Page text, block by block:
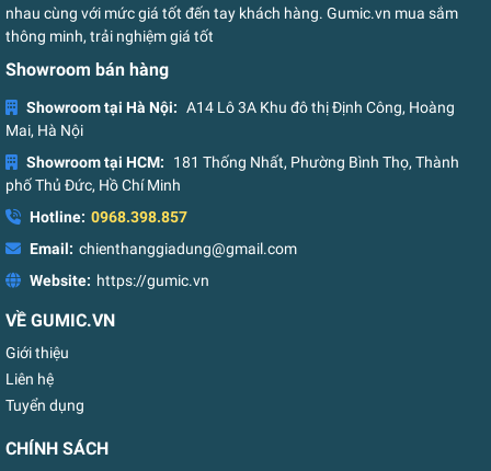
nhau cùng với mức giá tốt đến tay khách hàng. Gumic.vn mua sắm
thông minh, trải nghiệm giá tốt
Showroom bán hàng
Showroom tại Hà Nội: A14 Lô 3A Khu đô thị Định Công, Hoàng
Mai, Hà Nội
Showroom tại HCM:
181 Thống Nhất, Phường Bình Thọ, Thành
phố Thủ Đức, Hồ Chí Minh
Hotline: 0968.398.857
Email: chienthanggiadung@gmail.com
Website: https://gumic.vn
VỀ GUMIC.VN
Giới thiệu
Liên hệ
Tuyển dụng
CHÍNH SÁCH